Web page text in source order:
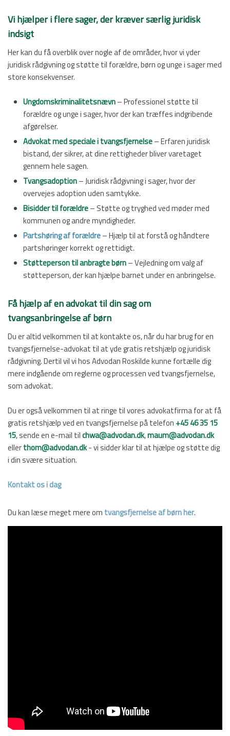
Vi hjælper i flere sager, der kræver særlig juridisk
indsigt
Her kan du få overblik over nogle af de områder, hvor vi yder
juridisk rådgivning og støtte til forældre, børn og unge i sager med
store konsekvenser.
Ungdomskriminalitetsnævn– Professionel støtte til
forældre og unge i sager, hvor der kan træffes indgribende
afgørelser.
Advokat med speciale i tvangsfjernelse– Erfaren juridisk
bistand, der sikrer, at dine rettigheder bliver varetaget
gennem hele sagen.
Tvangsadoption– Juridisk rådgivning i sager, hvor der
overvejes adoption uden samtykke.
Bisidder til forældre– Støtte og tryghed ved møder med
kommunen og andre myndigheder.
Partshøring af forældre– Hjælp til at forstå og håndtere
partshøringer korrekt og rettidigt.
Støtteperson til anbragte børn– Vejledning om valg af
støtteperson, der kan hjælpe barnet under en anbringelse.
Få hjælp af en advokat til din sag om
tvangsanbringelse af børn
Du er altid velkommen til at kontakte os​, når du har brug for en
tvangsfjernelse-advokat til at yde gratis retshjælp og juridisk
rådgivning. Dertil vil vi hos Advodan Roskilde kunne fortælle dig
mere indgående om reglerne og processen ved tvangsfjernelse,
som advokat.​
Du er også velkommen til at ringe til vores advokatfirma for at få
gratis retshjælp ved en tvangsfjernelse på telefon +45 46 35 15
15, sende en e-mail tilchwa@advodan.dk,maum@advodan.dk
ellerthom@advodan.dk- vi sidder klar til at hjælpe og støtte dig
i din svære situation.
Kontakt os i dag
Du kan læse meget mere om tvangsfjernelse af børn her.​